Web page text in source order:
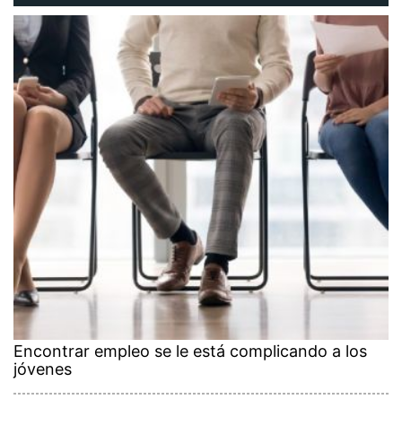
Encontrar empleo se le está complicando a los
jóvenes